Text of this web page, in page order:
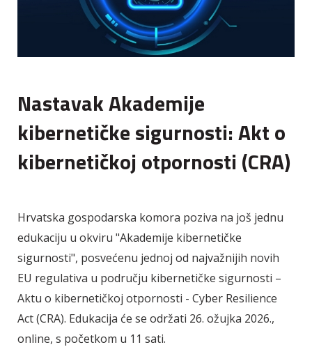
Nastavak Akademije
kibernetičke sigurnosti: Akt o
kibernetičkoj otpornosti (CRA)
Hrvatska gospodarska komora poziva na još jednu
edukaciju u okviru "Akademije kibernetičke
sigurnosti", posvećenu jednoj od najvažnijih novih
EU regulativa u području kibernetičke sigurnosti –
Aktu o kibernetičkoj otpornosti - Cyber Resilience
Act (CRA). Edukacija će se održati 26. ožujka 2026.,
online, s početkom u 11 sati.